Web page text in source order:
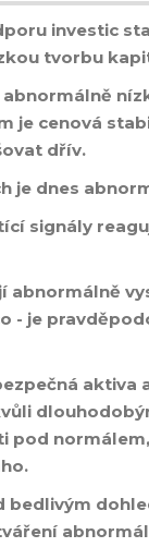
investic
tvorbu
abnormálně
je cenová
dřív.
je dnes
signály
abnormálně
- je
aktiva
pod
bedlivým